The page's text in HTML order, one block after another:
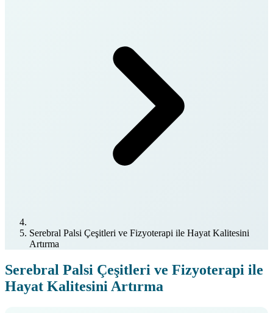
Serebral Palsi Çeşitleri ve Fizyoterapi ile Hayat Kalitesini
Artırma
Serebral Palsi Çeşitleri ve Fizyoterapi ile
Hayat Kalitesini Artırma